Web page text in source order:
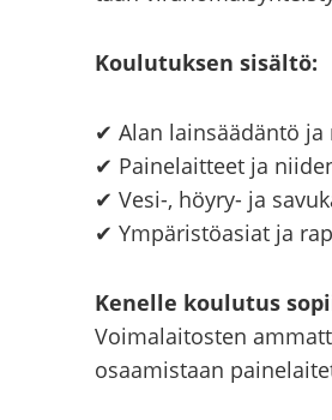
Kou­lu­tuk­sen si­säl­tö:
✔ Alan lain­sää­dän­tö ja
✔ Pai­ne­lait­teet ja
✔ Vesi-, höyry-​ ja
✔ Ym­pä­ris­tö­asiat ja
Ke­nel­le kou­lu­tus
Voi­ma­lai­tos­ten
osaa­mis­taan